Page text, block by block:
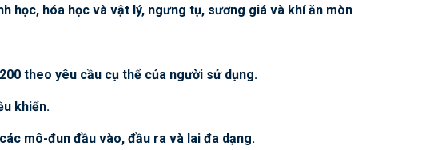
học, hóa học và vật lý, ngưng tụ, sương giá và khí ăn mòn
theo yêu cầu cụ thể của người sử dụng.
khiển.
mô-đun đầu vào, đầu ra và lai đa dạng.